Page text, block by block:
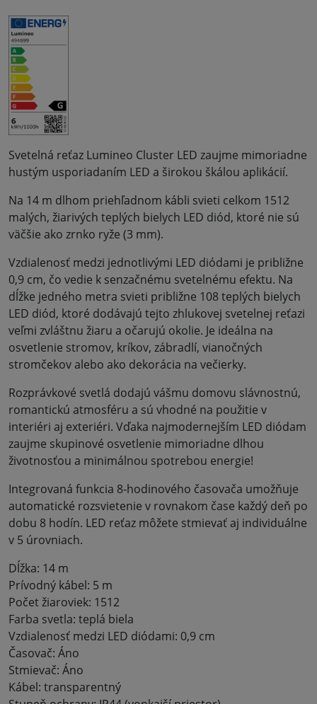
Svetelná reťaz Lumineo Cluster LED zaujme mimoriadne
hustým usporiadaním LED a širokou škálou aplikácií.
Na 14 m dlhom priehľadnom kábli svieti celkom 1512
malých, žiarivých teplých bielych LED diód, ktoré nie sú
väčšie ako zrnko ryže (3 mm).
Vzdialenosť medzi jednotlivými LED diódami je približne
0,9 cm, čo vedie k senzačnému svetelnému efektu. Na
dĺžke jedného metra svieti približne 108 teplých bielych
LED diód, ktoré dodávajú tejto zhlukovej svetelnej reťazi
veľmi zvláštnu žiaru a očarujú okolie. Je ideálna na
osvetlenie stromov, kríkov, zábradlí, vianočných
stromčekov alebo ako dekorácia na večierky.
Rozprávkové svetlá dodajú vášmu domovu slávnostnú,
romantickú atmosféru a sú vhodné na použitie v
interiéri aj exteriéri. Vďaka najmodernejším LED diódam
zaujme skupinové osvetlenie mimoriadne dlhou
životnosťou a minimálnou spotrebou energie!
Integrovaná funkcia 8-hodinového časovača umožňuje
automatické rozsvietenie v rovnakom čase každý deň po
dobu 8 hodín. LED reťaz môžete stmievať aj individuálne
v 5 úrovniach.
Dĺžka: 14 m
Prívodný kábel: 5 m
Počet žiaroviek: 1512
Farba svetla: teplá biela
Vzdialenosť medzi LED diódami: 0,9 cm
Časovač: Áno
Stmievač: Áno
Kábel: transparentný